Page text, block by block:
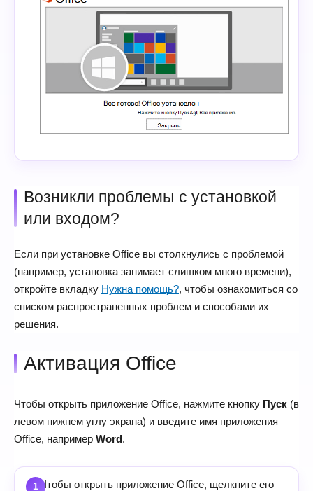
Возникли проблемы с установкой
или входом?
Если при установке Office вы столкнулись с проблемой
(например, установка занимает слишком много времени),
откройте вкладку Нужна помощь?, чтобы ознакомиться со
списком распространенных проблем и способами их
решения.
Активация Office
Чтобы открыть приложение Office, нажмите кнопку Пуск (в
левом нижнем углу экрана) и введите имя приложения
Office, например Word.
Чтобы открыть приложение Office, щелкните его